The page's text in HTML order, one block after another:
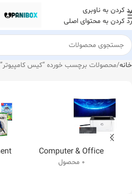
رد کردن به ناوبری
رد کردن به محتوای اصلی
خانه محصولات برچسب خورده “کیس کامپیوتر”
Computer & Office
0 محصول